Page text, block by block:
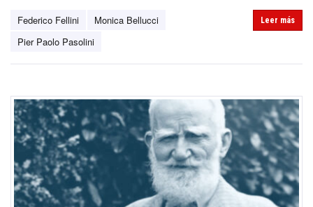
Federico Fellini
Monica Bellucci
Pier Paolo Pasolini
Leer más